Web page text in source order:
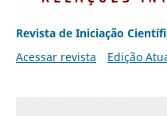
Revista de Iniciação
Acessar revista
Edição